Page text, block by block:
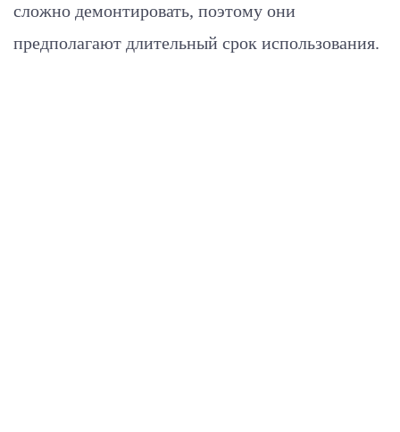
сложно демонтировать, поэтому они
предполагают длительный срок использования.